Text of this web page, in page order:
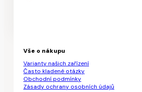
Vše o nákupu
Varianty našich zařízení
Často kladené otázky
Obchodní podmínky
Zásady ochrany osobních údajů